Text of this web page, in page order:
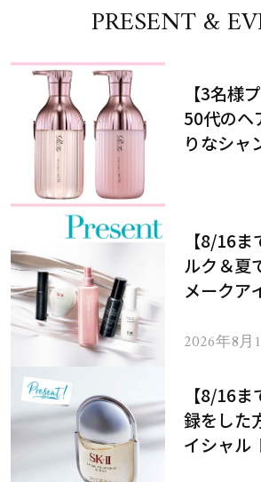
PRESENT &
【3名様
50代のヘ
りなシャ
【8/16
ルク＆夏
メークア
2026年8月
【8/16
録をした
イシャル トリートメント